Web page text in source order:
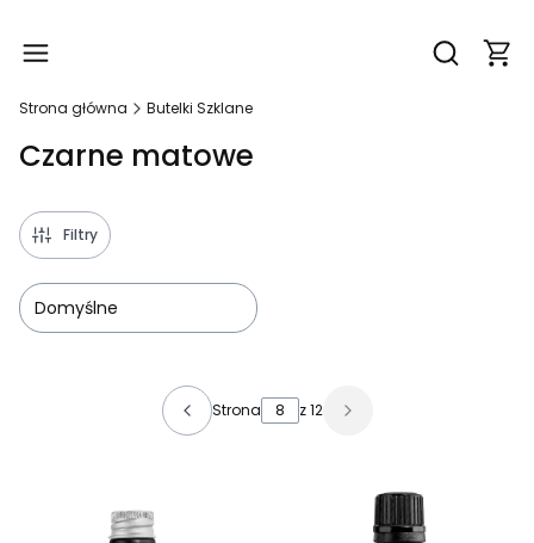
Otwórz
Strona główna Butelki Szklane
Czarne matowe
Filtry
Domyślne
Lista produktów
Strona z 12